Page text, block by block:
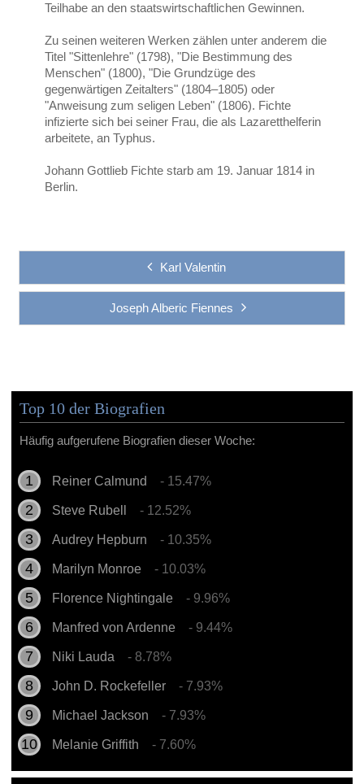
Teilhabe an den staatswirtschaftlichen Gewinnen.
Zu seinen weiteren Werken zählen unter anderem die
Titel "Sittenlehre" (1798), "Die Bestimmung des
Menschen" (1800), "Die Grundzüge des
gegenwärtigen Zeitalters" (1804–1805) oder
"Anweisung zum seligen Leben" (1806). Fichte
infizierte sich bei seiner Frau, die als Lazaretthelferin
arbeitete, an Typhus.
Johann Gottlieb Fichte starb am 19. Januar 1814 in
Berlin.
Karl Valentin
Joseph Alberic Fiennes
Top 10 der Biografien
Häufig aufgerufene Biografien dieser Woche:
Reiner Calmund - 15.47%
Steve Rubell - 12.52%
Audrey Hepburn - 10.35%
Marilyn Monroe - 10.03%
Florence Nightingale - 9.96%
Manfred von Ardenne - 9.44%
Niki Lauda - 8.78%
John D. Rockefeller - 7.93%
Michael Jackson - 7.93%
Melanie Griffith - 7.60%